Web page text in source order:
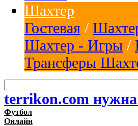
Шахтер
Гостевая /
Шахтер - Игры /
Трансферы
terrikon.com
Футбол
Онлайн